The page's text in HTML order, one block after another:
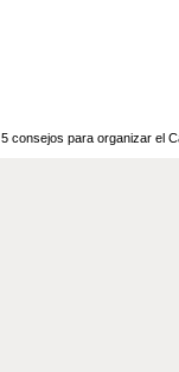
5 consejos para organizar el